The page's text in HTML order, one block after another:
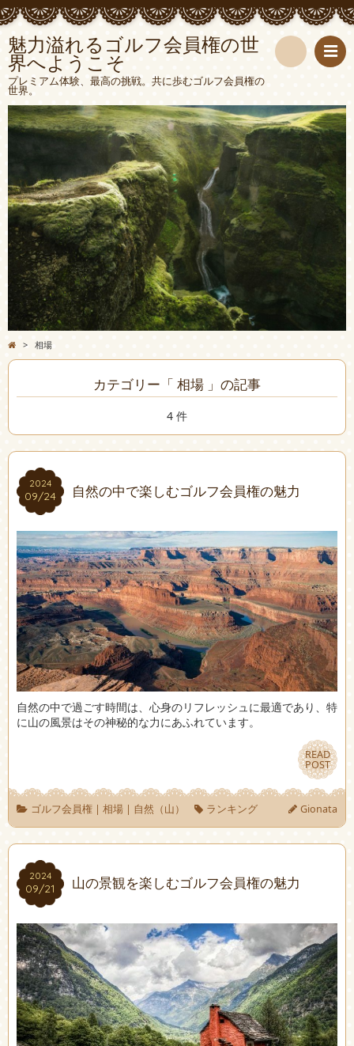
魅力溢れるゴルフ会員権の世
界へようこそ
プレミアム体験、最高の挑戦。共に歩むゴルフ会員権の
世界。
索
> 相場
カテゴリー「 相場 」の記事
4 件
2024
09/24
2024
09/24 自然の中で楽しむゴルフ会員権の魅力
自然の中で過ごす時間は、心身のリフレッシュに最適であり、特
に山の風景はその神秘的な力にあふれています。
READ
POST
READ
POST
ゴルフ会員権| 相場| 自然（山） ランキング Gionata
2024
09/21
2024
09/21 山の景観を楽しむゴルフ会員権の魅力